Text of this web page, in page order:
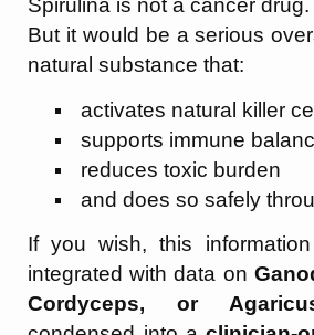
Spirulina is not a cancer drug.
But it would be a serious
natural substance that:
activates natural killer
supports immune
reduces toxic burden
and does so safely
If you wish, this
integrated with data on
Cordyceps, or